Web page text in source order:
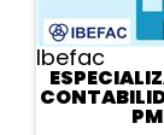
Ibefac